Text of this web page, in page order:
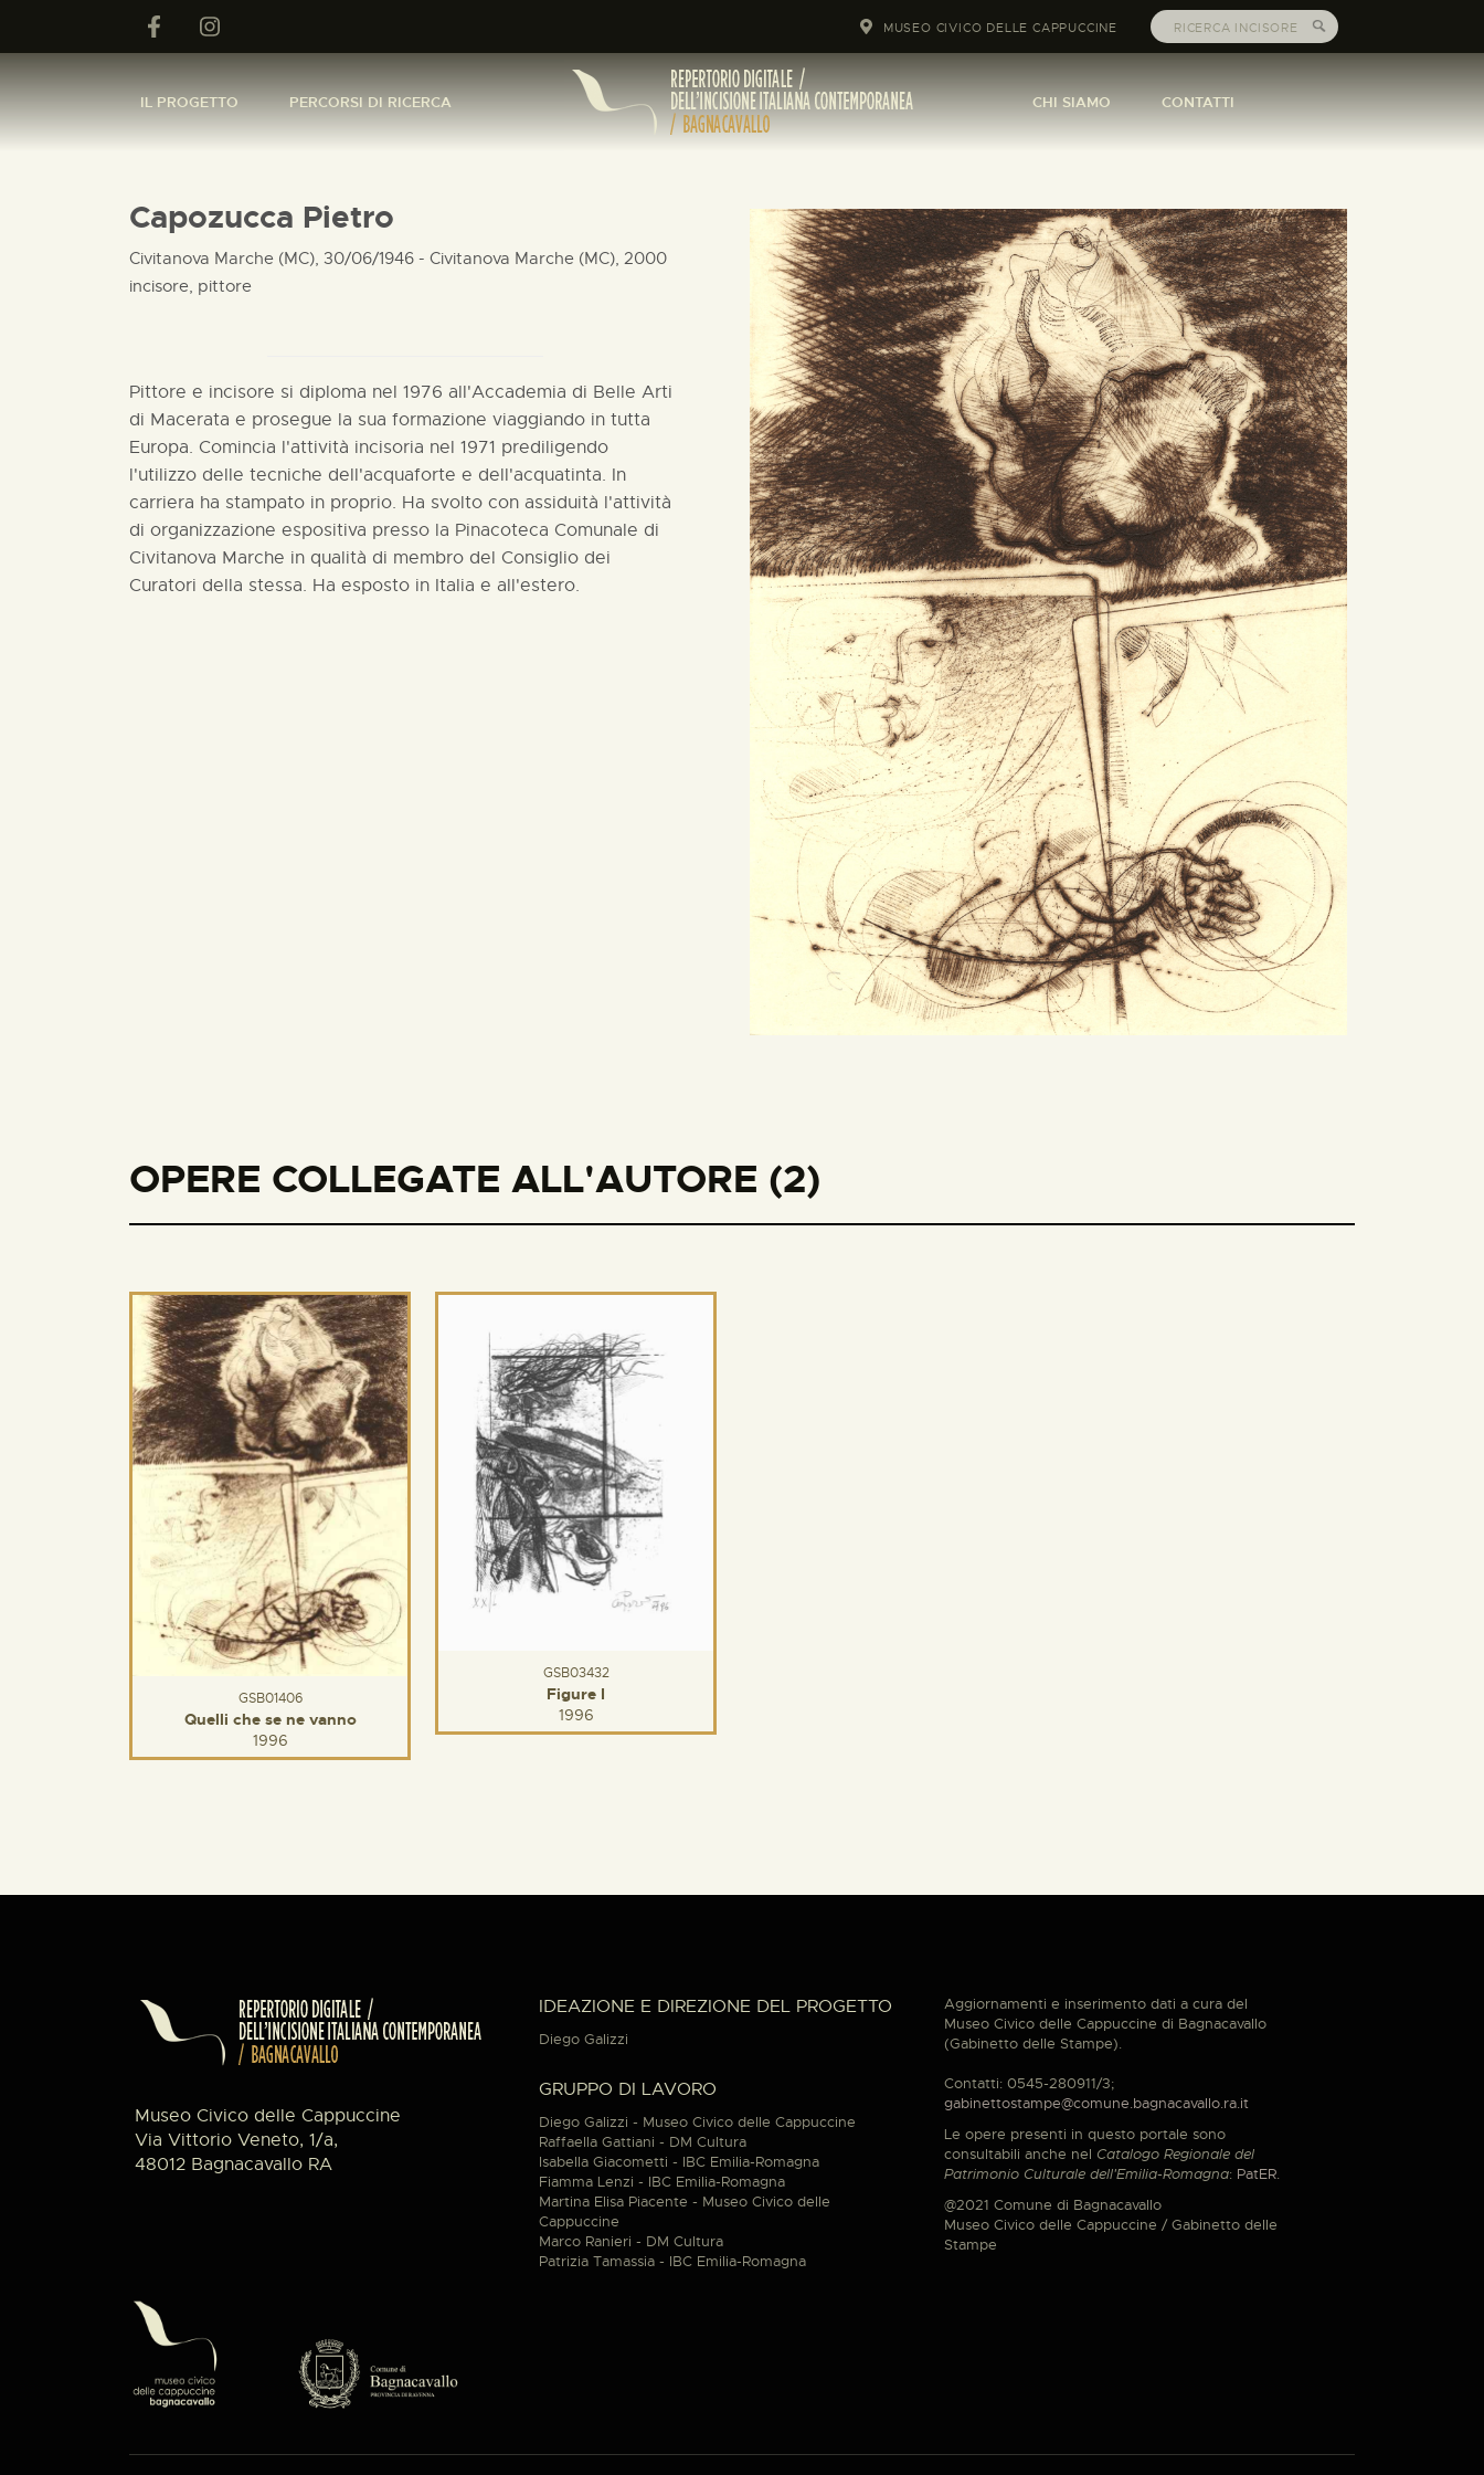
MUSEO CIVICO DELLE CAPPUCCINE
IL PROGETTO PERCORSI DI RICERCA CHI SIAMO CONTATTI
Capozucca Pietro
Civitanova Marche (MC), 30/06/1946 - Civitanova Marche (MC), 2000
incisore, pittore
Pittore e incisore si diploma nel 1976 all'Accademia di Belle Arti
di Macerata e prosegue la sua formazione viaggiando in tutta
Europa. Comincia l'attività incisoria nel 1971 prediligendo
l'utilizzo delle tecniche dell'acquaforte e dell'acquatinta. In
carriera ha stampato in proprio. Ha svolto con assiduità l'attività
di organizzazione espositiva presso la Pinacoteca Comunale di
Civitanova Marche in qualità di membro del Consiglio dei
Curatori della stessa. Ha esposto in Italia e all'estero.
OPERE COLLEGATE ALL'AUTORE (2)
GSB01406
Quelli che se ne vanno
1996
GSB03432
Figure I
1996
Museo Civico delle Cappuccine
Via Vittorio Veneto, 1/a,
48012 Bagnacavallo RA
IDEAZIONE E DIREZIONE DEL PROGETTO
Diego Galizzi
GRUPPO DI LAVORO
Diego Galizzi - Museo Civico delle Cappuccine
Raffaella Gattiani - DM Cultura
Isabella Giacometti - IBC Emilia-Romagna
Fiamma Lenzi - IBC Emilia-Romagna
Martina Elisa Piacente - Museo Civico delle
Cappuccine
Marco Ranieri - DM Cultura
Patrizia Tamassia - IBC Emilia-Romagna
Aggiornamenti e inserimento dati a cura del
Museo Civico delle Cappuccine di Bagnacavallo
(Gabinetto delle Stampe).
Contatti: 0545-280911/3;
gabinettostampe@comune.bagnacavallo.ra.it
Le opere presenti in questo portale sono
consultabili anche nel Catalogo Regionale del
Patrimonio Culturale dell'Emilia-Romagna: PatER.
@2021 Comune di Bagnacavallo
Museo Civico delle Cappuccine / Gabinetto delle
Stampe